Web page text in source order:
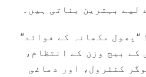
بہترین بناتی ہیں۔
“پھول مکھانہ کے فوائد”
کے بیج وزن کے انتظام،
کنٹرول، اور دماغی